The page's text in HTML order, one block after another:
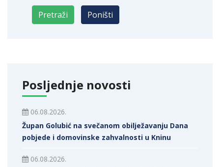
Posljednje novosti
06.08.2026.
Župan Golubić na svečanom obilježavanju Dana
pobjede i domovinske zahvalnosti u Kninu
06.08.2026.